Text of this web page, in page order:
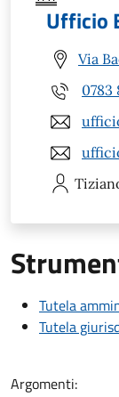
Ufficio
Via
0783
Tutela
Tutela
Argomenti: